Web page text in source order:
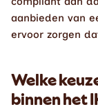
aanbieden van
ervoor zorgen
Welke
binnen het